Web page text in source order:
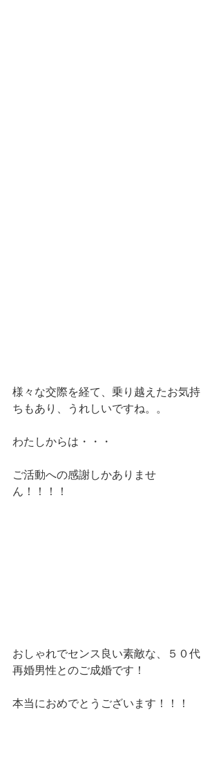
様々な交際を経て、乗り越えたお気持
ちもあり、うれしいですね。。
わたしからは・・・
ご活動への感謝しかありませ
ん！！！！
おしゃれでセンス良い素敵な、５０代
再婚男性とのご成婚です！
本当におめでとうございます！！！